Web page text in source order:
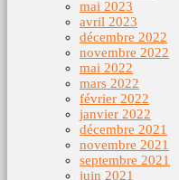
mai 2023
avril 2023
décembre 2022
novembre 2022
mai 2022
mars 2022
février 2022
janvier 2022
décembre 2021
novembre 2021
septembre 2021
juin 2021